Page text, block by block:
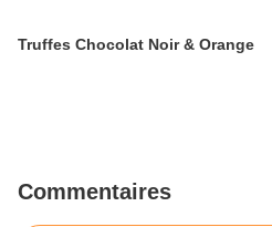
Truffes Chocolat Noir & Orange
Commentaires